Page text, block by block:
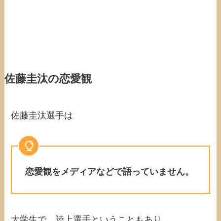
佐藤圭汰の恋愛観
佐藤圭汰選手は
恋愛観をメディアなどで語っていません。